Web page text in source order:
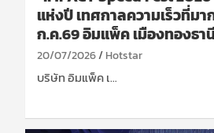
แห่งปี เทศกาลความเร็วที่มา
ก.ค.69 อิมแพ็ค เมืองทองธา
20/07/2026 Hotstar
บริษัท อิมแพ็ค เ…